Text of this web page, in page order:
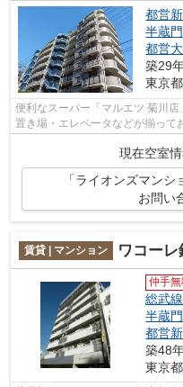
都営
半蔵
都営
築29
東京都
便利なスーパー「マルエツ 菊川
置き場・エレベータなどが揃って
現在空室情
「ライオンズマン
お問い
賃貸 | マンション ワコー
仲手
総武線
半蔵
都営
築48
東京都